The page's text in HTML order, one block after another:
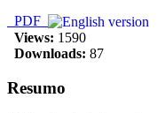
PDF
Views: 1590
Downloads: 87
Resumo